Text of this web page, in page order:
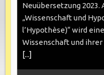
Neuübersetzung 2023.
„Wissenschaft und
l’Hypothèse)“ wird
Wissenschaft und
[...]